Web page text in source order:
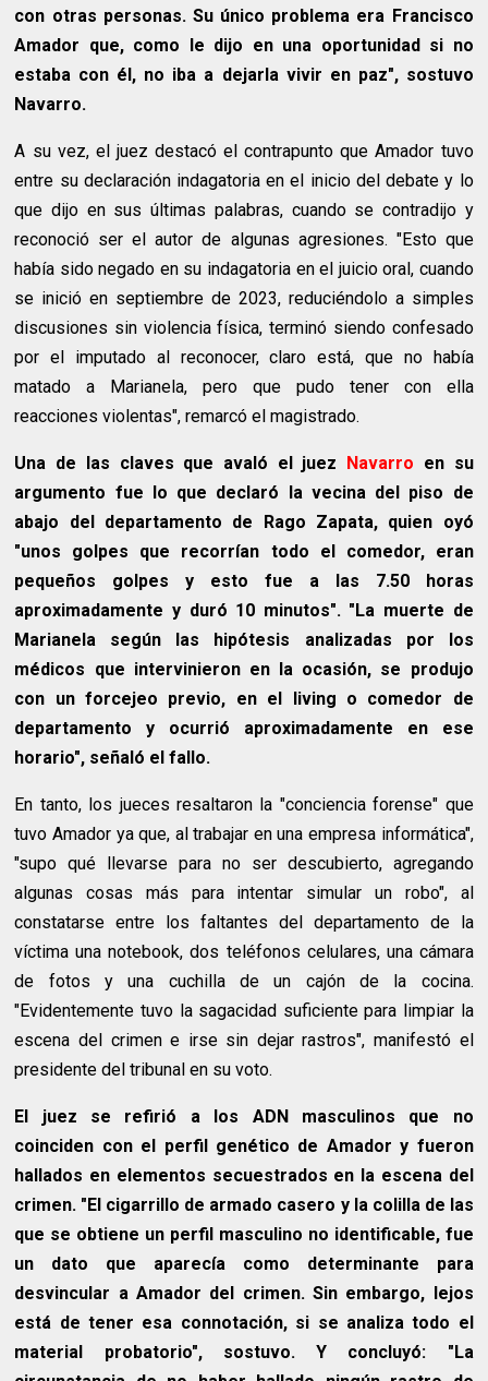
con otras personas. Su único problema era Francisco
Amador que, como le dijo en una oportunidad si no
estaba con él, no iba a dejarla vivir en paz", sostuvo
Navarro.
A su vez, el juez destacó el contrapunto que Amador tuvo
entre su declaración indagatoria en el inicio del debate y lo
que dijo en sus últimas palabras, cuando se contradijo y
reconoció ser el autor de algunas agresiones. "Esto que
había sido negado en su indagatoria en el juicio oral, cuando
se inició en septiembre de 2023, reduciéndolo a simples
discusiones sin violencia física, terminó siendo confesado
por el imputado al reconocer, claro está, que no había
matado a Marianela, pero que pudo tener con ella
reacciones violentas", remarcó el magistrado.
Una de las claves que avaló el juez Navarro en su
argumento fue lo que declaró la vecina del piso de
abajo del departamento de Rago Zapata, quien oyó
"unos golpes que recorrían todo el comedor, eran
pequeños golpes y esto fue a las 7.50 horas
aproximadamente y duró 10 minutos". "La muerte de
Marianela según las hipótesis analizadas por los
médicos que intervinieron en la ocasión, se produjo
con un forcejeo previo, en el living o comedor de
departamento y ocurrió aproximadamente en ese
horario", señaló el fallo.
En tanto, los jueces resaltaron la "conciencia forense" que
tuvo Amador ya que, al trabajar en una empresa informática",
"supo qué llevarse para no ser descubierto, agregando
algunas cosas más para intentar simular un robo", al
constatarse entre los faltantes del departamento de la
víctima una notebook, dos teléfonos celulares, una cámara
de fotos y una cuchilla de un cajón de la cocina.
"Evidentemente tuvo la sagacidad suficiente para limpiar la
escena del crimen e irse sin dejar rastros", manifestó el
presidente del tribunal en su voto.
El juez se refirió a los ADN masculinos que no
coinciden con el perfil genético de Amador y fueron
hallados en elementos secuestrados en la escena del
crimen. "El cigarrillo de armado casero y la colilla de las
que se obtiene un perfil masculino no identificable, fue
un dato que aparecía como determinante para
desvincular a Amador del crimen. Sin embargo, lejos
está de tener esa connotación, si se analiza todo el
material probatorio", sostuvo. Y concluyó: "La